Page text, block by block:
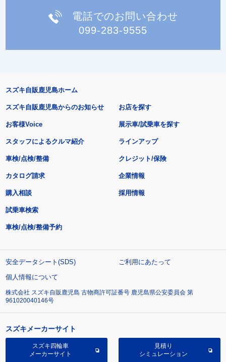
電話でのお問い合わせ
099-283-9555
スズキ自販鹿児島ホーム
スズキ自販鹿児島からのお知らせ
お客様Voice
スタッフによるクルマ紹介
お店を探す
展示車/試乗車を探す
ラインアップ
車検/点検/整備 クレジット/保険
カタログ請求
購入相談
試乗車検索
車検/点検/整備予約
企業情報
採用情報
安全データシート(SDS)
ご利用にあたって
個人情報について
株式会社 スズキ自販鹿児島 古物商許可証番号 鹿児島県公安委員会 第
961020040146号
スズキメーカーサイト
スズキ四輪車
メーカーサイト
見積り
シミュレーション